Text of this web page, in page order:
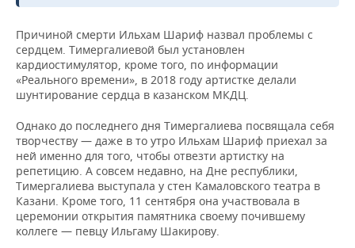
Причиной смерти Ильхам Шариф назвал проблемы с
сердцем. Тимергалиевой был установлен
кардиостимулятор, кроме того, по информации
«Реального времени», в 2018 году артистке делали
шунтирование сердца в казанском МКДЦ.
Однако до последнего дня Тимергалиева посвящала себя
творчеству — даже в то утро Ильхам Шариф приехал за
ней именно для того, чтобы отвезти артистку на
репетицию. А совсем недавно, на Дне республики,
Тимергалиева выступала у стен Камаловского театра в
Казани. Кроме того, 11 сентября она участвовала в
церемонии открытия памятника своему почившему
коллеге — певцу Ильгаму Шакирову.